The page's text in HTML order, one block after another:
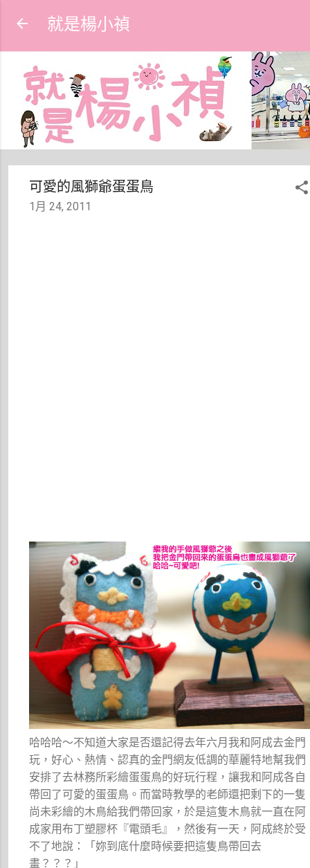
就是楊小禎
可愛的風獅爺蛋蛋鳥
1月 24, 2011
哈哈哈～不知道大家是否還記得去年六月我和阿成去金門
玩，好心、熱情、認真的金門網友低調的華麗特地幫我們
安排了去林務所彩繪蛋蛋鳥的好玩行程，讓我和阿成各自
帶回了可愛的蛋蛋鳥。而當時教學的老師還把剩下的一隻
尚未彩繪的木鳥給我們帶回家，於是這隻木鳥就一直在阿
成家用布丁塑膠杯『電頭毛』，然後有一天，阿成終於受
不了地說：「妳到底什麼時候要把這隻鳥帶回去
畫？？？」